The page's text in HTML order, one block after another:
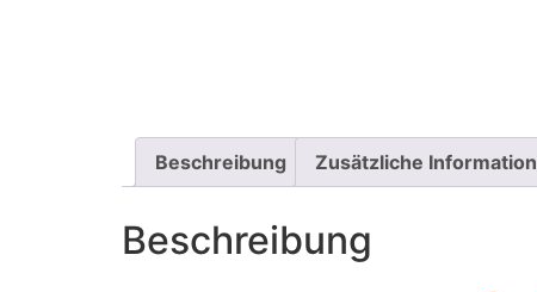
Beschreibung Zusätzliche
Beschreibung